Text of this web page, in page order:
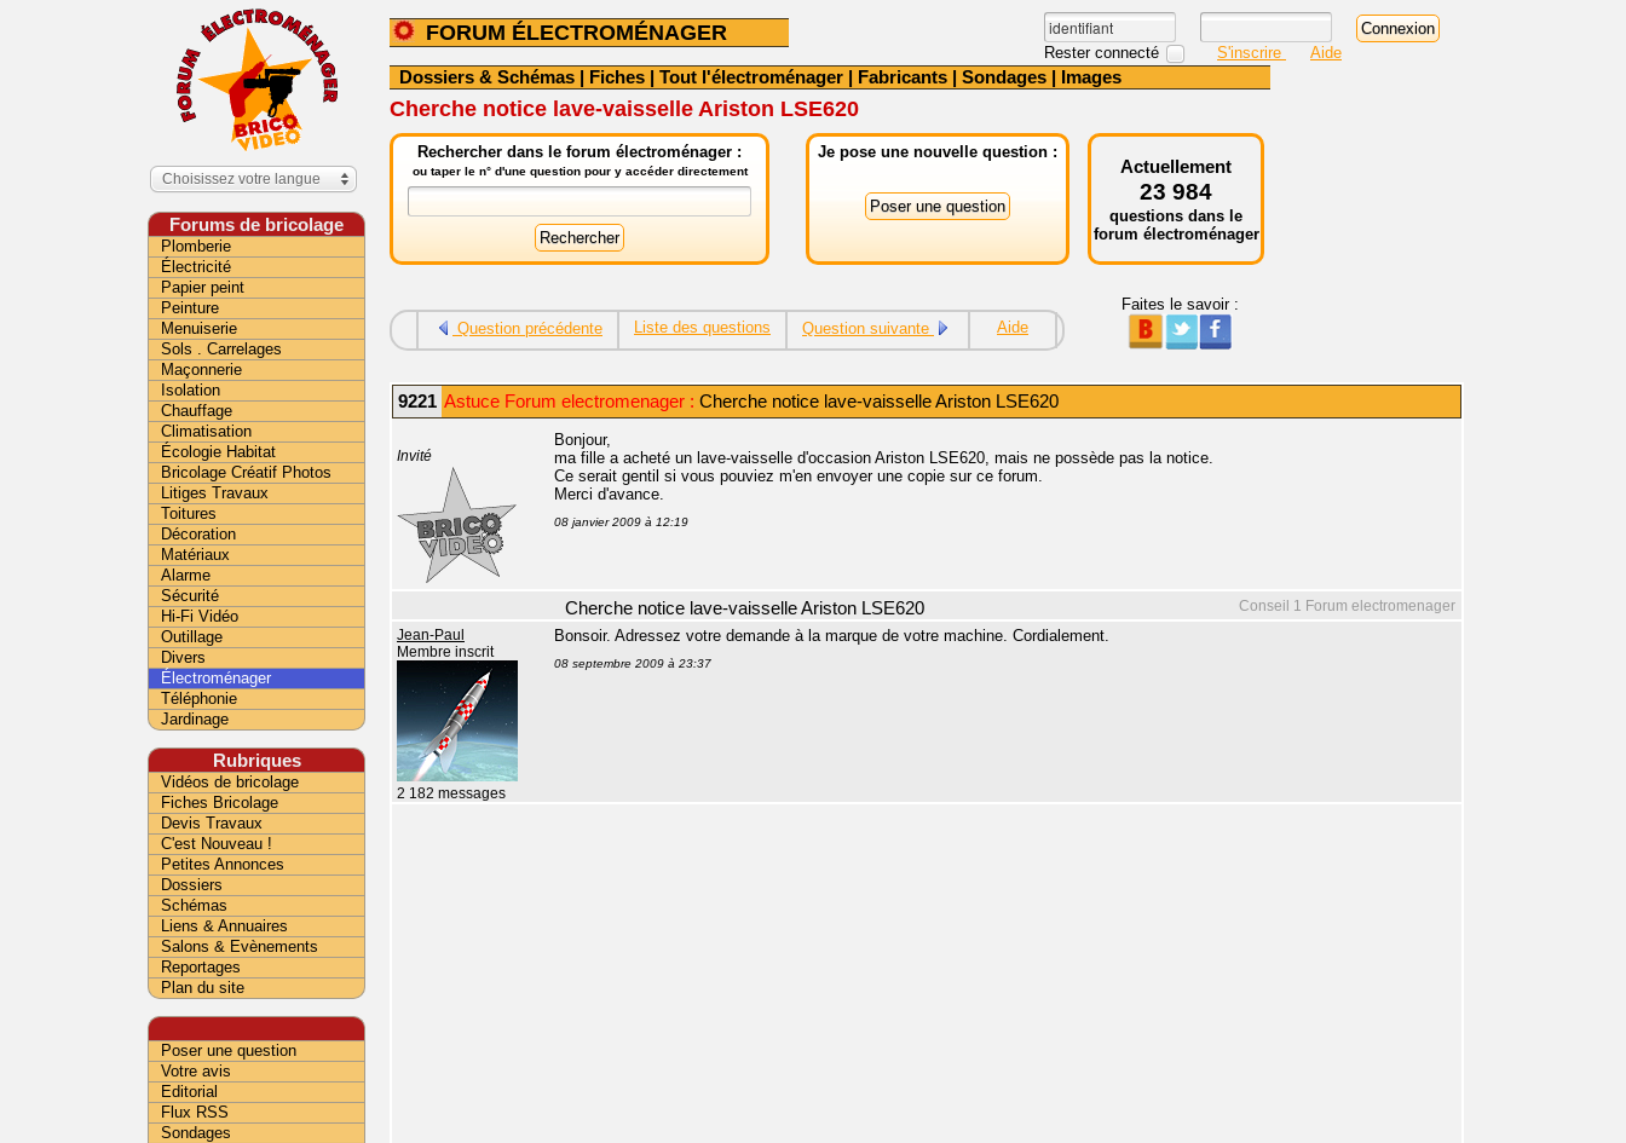
FORUM ÉLECTROMÉNAGER
Rester connecté S'inscrire Aide
Dossiers & Schémas | Fiches | Tout l'électroménager | Fabricants | Sondages | Images
Cherche notice lave-vaisselle Ariston LSE620
Rechercher dans le forum électroménager :
ou taper le n° d'une question pour y accéder directement
Je pose une nouvelle question :
Actuellement
23 984
questions dans le
forum électroménager
Question précédente Liste des questions Question suivante Aide
Faites le savoir :
9221 Astuce Forum electromenager : Cherche notice lave-vaisselle Ariston LSE620
Invité
Bonjour,
ma fille a acheté un lave-vaisselle d'occasion Ariston LSE620, mais ne possède pas la notice.
Ce serait gentil si vous pouviez m'en envoyer une copie sur ce forum.
Merci d'avance.
08 janvier 2009 à 12:19
Conseil 1 Forum electromenager
Cherche notice lave-vaisselle Ariston LSE620
Jean-Paul
Membre inscrit
2 182 messages
Bonsoir. Adressez votre demande à la marque de votre machine. Cordialement.
08 septembre 2009 à 23:37
Choisissez votre langue
Forums de bricolage
Plomberie
Électricité
Papier peint
Peinture
Menuiserie
Sols . Carrelages
Maçonnerie
Isolation
Chauffage
Climatisation
Écologie Habitat
Bricolage Créatif Photos
Litiges Travaux
Toitures
Décoration
Matériaux
Alarme
Sécurité
Hi-Fi Vidéo
Outillage
Divers
Électroménager
Téléphonie
Jardinage
Rubriques
Vidéos de bricolage
Fiches Bricolage
Devis Travaux
C'est Nouveau !
Petites Annonces
Dossiers
Schémas
Liens & Annuaires
Salons & Evènements
Reportages
Plan du site
Poser une question
Votre avis
Editorial
Flux RSS
Sondages